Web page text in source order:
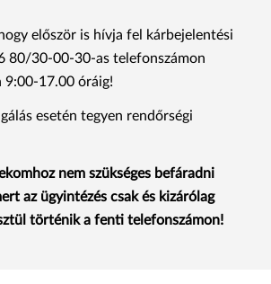
először is hívja fel kárbejelentési
80/30-00-30-as telefonszámon
9:00-17.00 óráig!
esetén tegyen rendőrségi
nem szükséges befáradni
az ügyintézés csak és kizárólag
történik a fenti telefonszámon!